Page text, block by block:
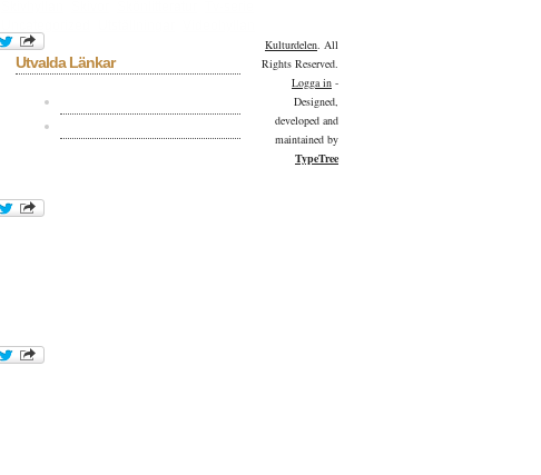
Utvalda Länkar
Kulturdelen. All
Rights Reserved.
Logga in -
Designed,
developed and
maintained by
TypeTree